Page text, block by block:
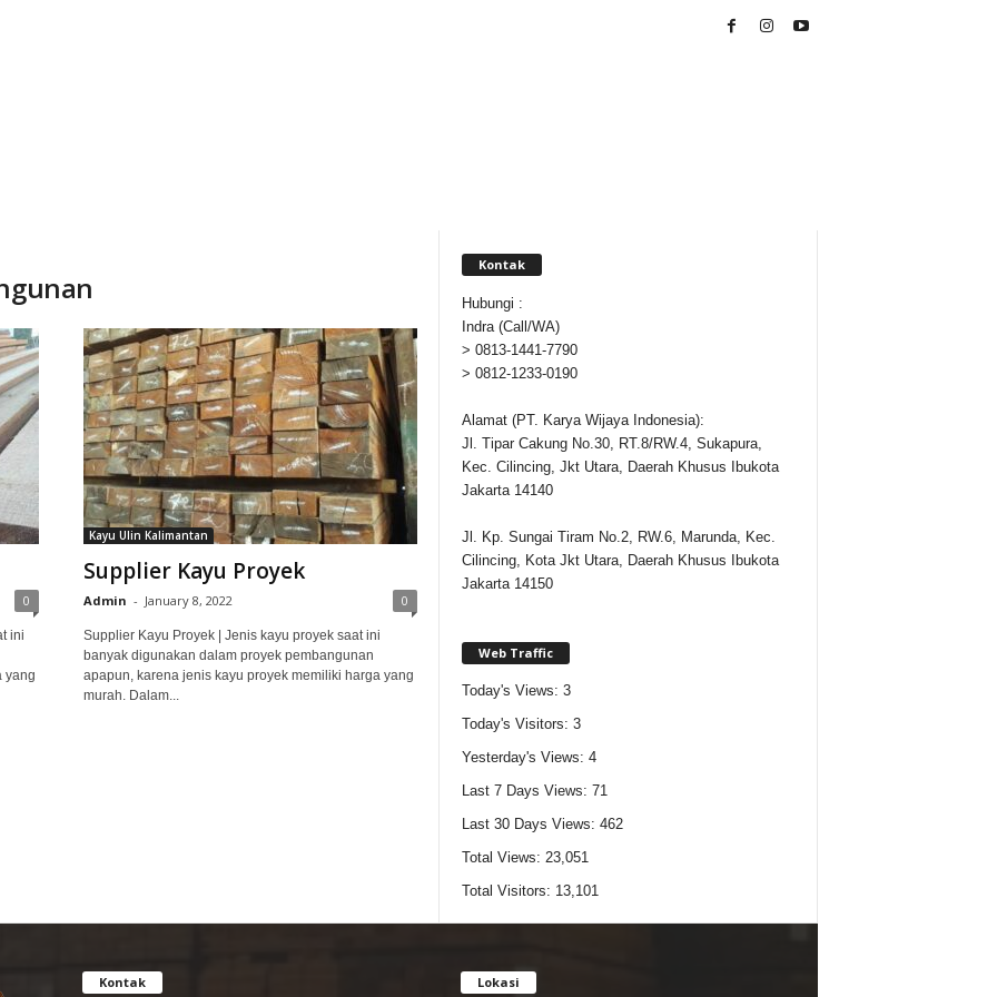
0
ini
yang
Kayu Ulin Kalimantan
Supplier Kayu Proyek
Admin - January 8, 2022 0
Supplier Kayu Proyek | Jenis kayu proyek saat ini
banyak digunakan dalam proyek pembangunan
apapun, karena jenis kayu proyek memiliki harga yang
murah. Dalam...
Kontak
Hubungi :
Indra (Call/WA)
> 0813-1441-7790
> 0812-1233-0190
Alamat (PT. Karya Wijaya Indonesia):
Jl. Tipar Cakung No.30, RT.8/RW.4, Sukapura,
Kec. Cilincing, Jkt Utara, Daerah Khusus Ibukota
Jakarta 14140
Jl. Kp. Sungai Tiram No.2, RW.6, Marunda, Kec.
Cilincing, Kota Jkt Utara, Daerah Khusus Ibukota
Jakarta 14150
Web Traffic
Today's Views: 3
Today's Visitors: 3
Yesterday's Views: 4
Last 7 Days Views: 71
Last 30 Days Views: 462
Total Views: 23,051
Total Visitors: 13,101
Kontak Lokasi